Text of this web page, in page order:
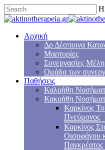
Αρχική
Δρ Δέσποινα
Μαρτυρίες
Συνεργασίες Μέλη
Ομάδα των
Παθήσεις
Καλοήθη
Κακοήθη
Καρκίνος
Πνεύμονος
Καρκίνος
Οισοφάγου
Παγκρέατος